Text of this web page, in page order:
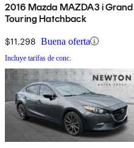
2016 Mazda MAZDA3 i Grand
Touring Hatchback
$11,298 Buena oferta
Incluye tarifas de conc.